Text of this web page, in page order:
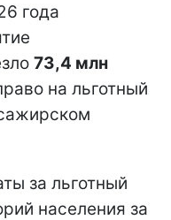
года
73,4 млн
на льготный
за льготный
населения за